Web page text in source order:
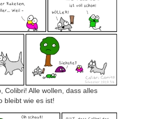
Colibri! Alle wollen, dass alles
bleibt wie es ist!